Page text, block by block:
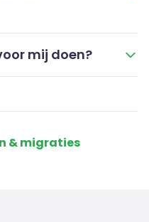
mij doen?
& migraties